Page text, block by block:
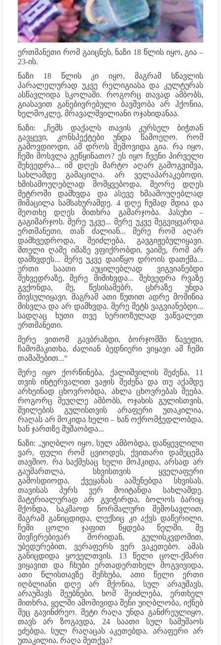
ერთმანეთი რომ გაიცნეს, ნაზი 18 წლის იყო, გია –
23-ის.
ნაზი 18 წლის კი იყო, მაგრამ სწავლის
პარალელურად უკვე რელიგიასა და კულტურას
ასწავლიდა სკოლაში. როგორც თავად ამბობს,
გიასავით განებივრებული ბავშვობა არ ჰქონია,
ხელმოკლე, მრავალშვილიანი ოჯახიდანაა.
ნაზი: „ჩემს დაქალს თავის კურსელ ბიჭთან
გავყევი, კონსპექტები უნდა წამოეღო. რომ
გამოვდიოდი, ამ დროს შემოვიდა გია. რა იყო,
ჩემი მოსვლა გეწყინათო? ეს იყო ჩვენი პირველი
შეხვედრა... იმ დღეს მარტო აღარ გამოგვიშვა,
სახლამდე გამაცილა. არ ველაპარაკებოდი,
ხმისამოუღებლად მომყვებოდა. მეორე დღეს
მეტროში დამხვდა და ასევე ხმაამოუღებლად
მიმაცილა სამსახურამდე. 4 დღე ჩუმად მდია და
მეოთხე დღეს მითხრა გამარჯობა. პასუხი –
გაგიმარჯოს. მერე უკვე... მერე უკვე შეგვიყვარდა
ერთმანეთი, თან ძალიან... მერე რომ აღარ
დამხვედროდა, შეიძლება, გავგიჟებულიყავი.
მთელი ღამე იმაზე ვფიქრობდი, ვაიმე, რომ არ
დამხვდეს... მერე უკვე დაიწყო დროის დათქმა...
ერთი საათი აუცილებლად ვიგვიანებდი
შეხვედრაზე, მერე მიმიხვდა... შეხვედრა რვაზე
გვქონდა, მე, წესისამებრ, ცხრაზე უნდა
მივსულიყავი, მაგრამ ათი წუთით ადრე მომიწია
მისვლა და არ დამხვდა. მერე მეტს ვაგვიანებდი...
სადღაც ხუთი თვე სერიოზულად ვაწვალეთ
ერთმანეთი.
მერე ვითომ გავბრაზდი, ბორჯომში წავედი,
ჩამომაკითხა, ძალიან ბედნიერი ვიყავი ამ ჩემი
თამაშებით...“
მერე იყო ქორწინება, ქალიშვილის შეძენა, 11
თვის ინტერვალით ვაჟის შეძენა და თუ აქამდე
არხეინად ცხოვრობდა, ახლა ცხოვრებას შეება.
როგორც მეუღლე ამბობს, ოჯახის გულისთვის,
შვილების გულისთვის არაფერი უთაკილია,
რაღას არ მოკიდა ხელი – ხან ოქრომჭედლობდა,
ხან ჯართზე მუშაობდა...
ნაზი: „უიღბლო იყო, სულ ამბობდა, დაწყევლილი
ვარ, ფული რომ ცვიოდეს, ქვითარი დამეცემა
თავშიო. რა საქმესაც ხელი მოჰკიდა, არსად არ
გაუმართლა, სხვისთვის ყველაფერი
გამოსდიოდა, ქვეყანას ააშენებდა სხვისას,
თავისას პურს ვერ მოიტანდა სახლამდე.
მატერიალურად არ გვიჭირდა, ბოლოს ბარიც
მქონდა, საკმაოდ ნორმალური შემოსავლით,
მაგრამ განიცდიდა, ლექსიც კი აქვს დაწერილი,
ჩემი ცოლი ჯაფით წყდება წელში, მე
მივჩერებივარ შორიდან, გულისკვდომით,
უბედურებით, ვერაფერს ვერ ვაკეთებო. ამას
განიცდიდა ყოველთვის. 13 წელი ცოლ-ქმარი
ვიყავით და ჩხუბი ერთადერთხელ მოგვივიდა,
ათი წლისთავზე მეჩხუბა, ათი წელი ერთი
იღბლიანი დღე არ მქონია, სულ არაუშავს,
არაუშავს მეუბნები, ხომ შეიძლება, ერთხელ
მითხრა, ყელში ამომივიდა შენი უიღბლობა, იქნებ
მეც გავინძრეო. მეტი რაღა უნდა განძრეულიყო,
თავს არ ზოგავდა, 24 საათი სულ სამუშაოს
ეძებდა, სულ რაღაცას აკეთებდა, არაფერი არ
უთაკილია, რაღა მეთქვა?